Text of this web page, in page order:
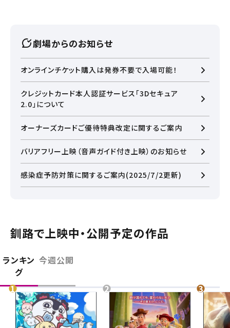
チケット購入
閉じる
8/20（木）
劇場からのお知らせ
オンラインチケット購入は発券不要で入場可能！
クレジットカード本人認証サービス「3Dセキュア
2.0」について
オーナーズカードご優待特典改定に関するご案内
バリアフリー上映（音声ガイド付き上映）のお知らせ
感染症予防対策に関するご案内(2025/7/2更新)
釧路で上映中・公開予定の作品
ランキン
グ
今週公開